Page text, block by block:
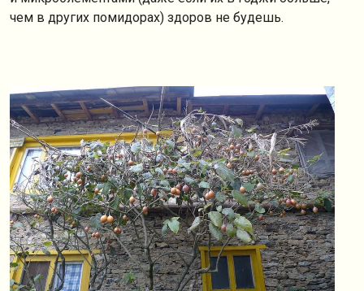
чем в других помидорах) здоров не будешь.